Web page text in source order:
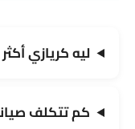
ليه كريازي
كم تتكلف